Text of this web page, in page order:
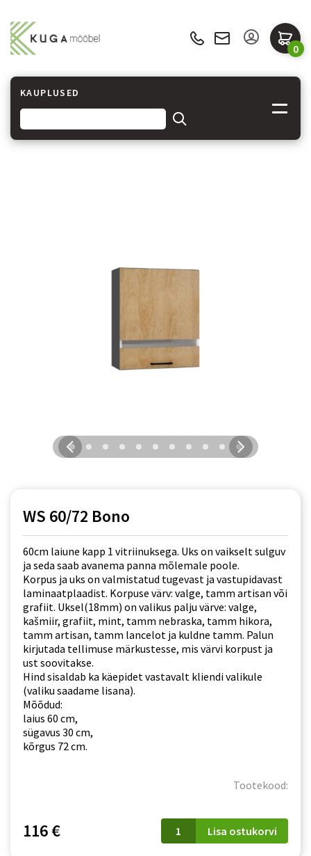
0
KAUPLUSED
WS 60/72 Bono
60cm laiune kapp 1 vitriinuksega. Uks on vaikselt sulguv
ja seda saab avanema panna mõlemale poole.
Korpus ja uks on valmistatud tugevast ja vastupidavast
laminaatplaadist. Korpuse värv: valge, tamm artisan või
grafiit. Uksel(18mm) on valikus palju värve: valge,
kašmiir, grafiit, mint, tamm nebraska, tamm hikora,
tamm artisan, tamm lancelot ja kuldne tamm. Palun
kirjutada tellimuse märkustesse, mis värvi korpust ja
ust soovitakse.
Hind sisaldab ka käepidet vastavalt kliendi valikule
(valiku saadame lisana).
Mõõdud:
laius 60 cm,
sügavus 30 cm,
kõrgus 72 cm.
Tootekood:
116 €
WS
60/72
Lisa ostukorvi